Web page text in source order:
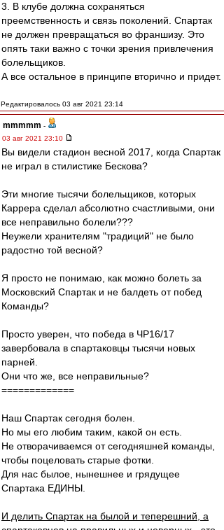
3. В клубе должна сохраняться
преемственность и связь поколений. Спартак
не должен превращаться во франшизу. Это
опять таки важно с точки зрения привлечения
болельщиков.
А все остальное в принципе вторично и придет.
Редактировалось 03 авг 2021 23:14
mmmmm -
03 авг 2021 23:10
Вы видели стадион весной 2017, когда Спартак
не играл в стилистике Бескова?
Эти многие тысячи болельщиков, которых
Каррера сделал абсолютно счастливыми, они
все неправильно болели???
Неужели хранителям "традиций" не было
радостно той весной?
Я просто не понимаю, как можно болеть за
Московский Спартак и не балдеть от побед
Команды?
Просто уверен, что победа в ЧР16/17
завербовала в спартаковцы тысячи новых
парней.
Они что же, все неправильные?
=============
Наш Спартак сегодня болен.
Но мы его любим таким, какой он есть.
Не отворачиваемся от сегодняшней команды,
чтобы поцеловать старые фотки.
Для нас былое, нынешнее и грядущее
Спартака ЕДИНЫ.
И делить Спартак на былой и теперешний, а